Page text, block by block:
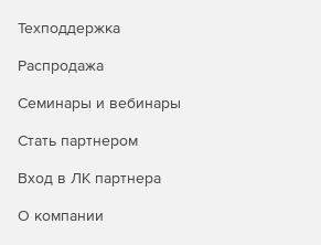
Техподдержка
Распродажа
Семинары и вебинары
Стать партнером
Вход в ЛК партнера
О компании